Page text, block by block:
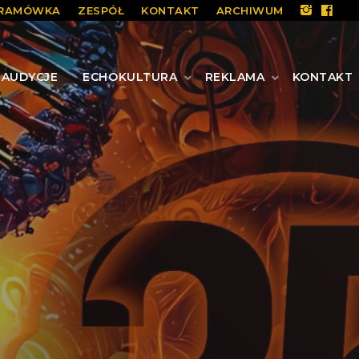
ZESPÓŁ KONTAKT ARCHIWUM
AUDYCJE ECHOKULTURA REKLAMA KONTAKT